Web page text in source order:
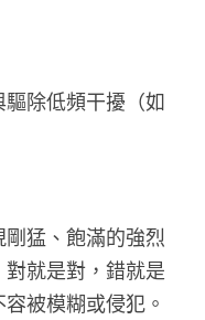
除低頻干擾（如
猛、飽滿的強烈
就是對，錯就是
被模糊或侵犯。